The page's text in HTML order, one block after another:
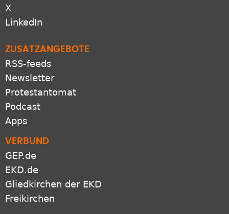
X
LinkedIn
ZUSATZANGEBOTE
RSS-feeds
Newsletter
Protestantomat
Podcast
Apps
VERBUND
GEP.de
EKD.de
Gliedkirchen der EKD
Freikirchen